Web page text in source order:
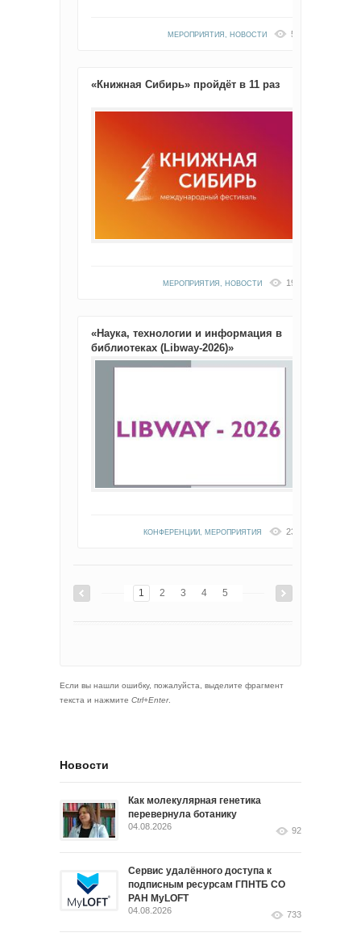
МЕРОПРИЯТИЯ , НОВОСТИ 513
«Книжная Сибирь» пройдёт в 11 раз
МЕРОПРИЯТИЯ , НОВОСТИ 1933
«Наука, технологии и информация в
библиотеках (Libway-2026)»
КОНФЕРЕНЦИИ, МЕРОПРИЯТИЯ 2305
1 2 3 4 5
Если вы нашли ошибку, пожалуйста, выделите фрагмент
текста и нажмите Ctrl+Enter.
Новости
Как молекулярная генетика
перевернула ботанику
04.08.2026 92
Сервис удалённого доступа к
подписным ресурсам ГПНТБ СО
РАН MyLOFT
04.08.2026 733